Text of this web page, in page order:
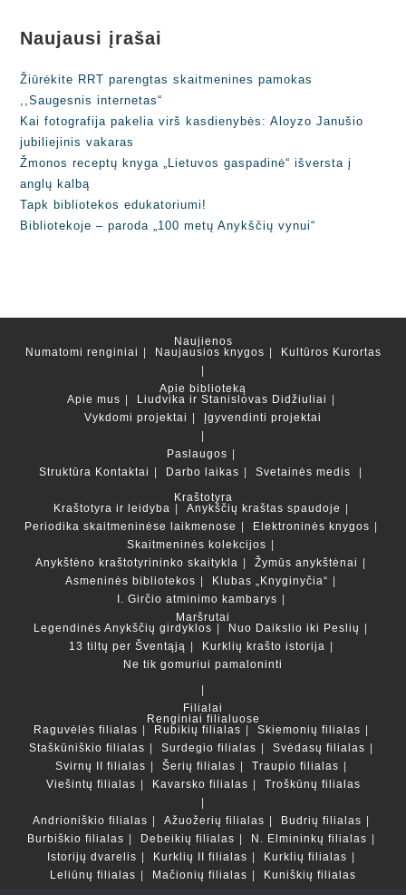
Naujausi įrašai
Žiūrėkite RRT parengtas skaitmenines pamokas
,,Saugesnis internetas“
Kai fotografija pakelia virš kasdienybės: Aloyzo Janušio
jubiliejinis vakaras
Žmonos receptų knyga „Lietuvos gaspadinė“ išversta į
anglų kalbą
Tapk bibliotekos edukatoriumi!
Bibliotekoje – paroda „100 metų Anykščių vynui“
Naujienos
Numatomi renginiai
Naujausios knygos Kultūros Kurortas
Apie biblioteką
Apie mus
Liudvika ir Stanislovas Didžiuliai
Vykdomi projektai
Įgyvendinti projektai
Paslaugos
Struktūra Kontaktai Darbo laikas
Svetainės medis
Kraštotyra
Kraštotyra ir leidyba
Anykščių kraštas spaudoje
Periodika skaitmeninėse laikmenose
Elektroninės knygos
Skaitmeninės kolekcijos
Anykštėno kraštotyrininko skaitykla
Žymūs anykštėnai
Asmeninės bibliotekos
Klubas „Knyginyčia“
I. Girčio atminimo kambarys
Maršrutai
Legendinės Anykščių girdyklos
Nuo Daikslio iki Peslių
13 tiltų per Šventąją
Kurklių krašto istorija
Ne tik gomuriui pamaloninti
Filialai
Renginiai filialuose
Raguvėlės filialas
Rubikių filialas
Skiemonių filialas
Staškūniškio filialas
Surdegio filialas
Svėdasų filialas
Svirnų II filialas
Šerių filialas
Traupio filialas
Viešintų filialas
Kavarsko filialas Troškūnų filialas
Andrioniškio filialas Ažuožerių filialas
Budrių filialas
Burbiškio filialas
Debeikių filialas
N. Elmininkų filialas
Istorijų dvarelis
Kurklių II filialas
Kurklių filialas
Leliūnų filialas
Mačionių filialas Kuniškių filialas